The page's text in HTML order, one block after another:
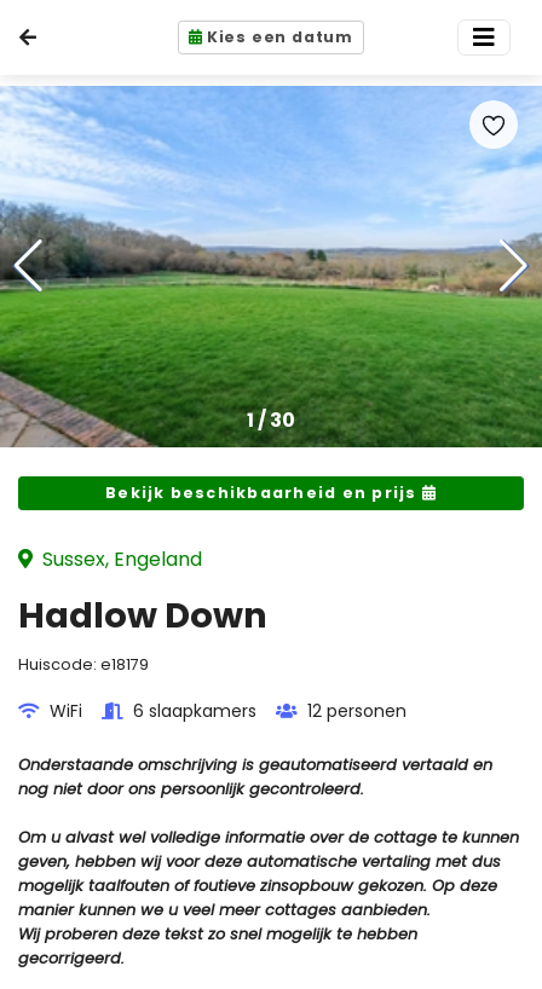
Kies een datum
1/30
Bekijk beschikbaarheid en prijs
Sussex, Engeland
Hadlow Down
Huiscode: e18179
WiFi 6 slaapkamers 12 personen
Onderstaande omschrijving is geautomatiseerd vertaald en
nog niet door ons persoonlijk gecontroleerd.
Om u alvast wel volledige informatie over de cottage te kunnen
geven, hebben wij voor deze automatische vertaling met dus
mogelijk taalfouten of foutieve zinsopbouw gekozen. Op deze
manier kunnen we u veel meer cottages aanbieden.
Wij proberen deze tekst zo snel mogelijk te hebben
gecorrigeerd.